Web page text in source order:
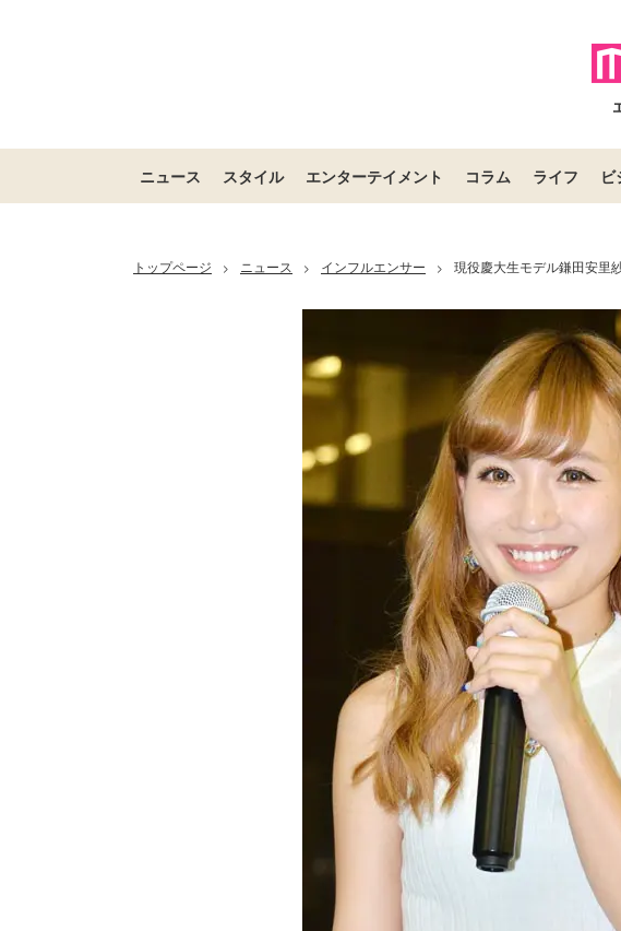
ニュース スタイル エンターテイメント コラム ライフ ビ
トップページ > ニュース > インフルエンサー > 現役慶大生モデル鎌田安里